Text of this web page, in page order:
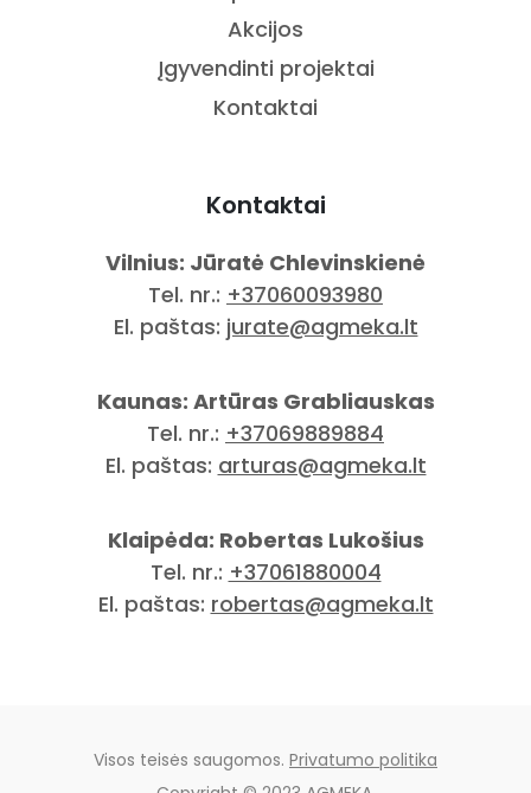
Akcijos
Įgyvendinti projektai
Kontaktai
Kontaktai
Vilnius: Jūratė Chlevinskienė
Tel. nr.: +37060093980
El. paštas: jurate@agmeka.lt
Kaunas: Artūras Grabliauskas
Tel. nr.: +37069889884
El. paštas: arturas@agmeka.lt
Klaipėda: Robertas Lukošius
Tel. nr.: +37061880004
El. paštas: robertas@agmeka.lt
Visos teisės saugomos. Privatumo politika